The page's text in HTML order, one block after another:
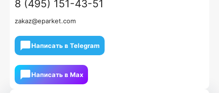
8 (495) 151-43-51
zakaz@eparket.com
Написать в Telegram
Написать в Мах